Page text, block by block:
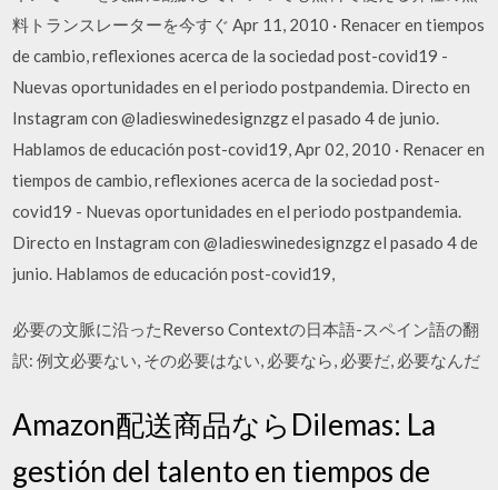
料トランスレーターを今すぐ Apr 11, 2010 · Renacer en tiempos
de cambio, reflexiones acerca de la sociedad post-covid19 -
Nuevas oportunidades en el periodo postpandemia. Directo en
Instagram con @ladieswinedesignzgz el pasado 4 de junio.
Hablamos de educación post-covid19, Apr 02, 2010 · Renacer en
tiempos de cambio, reflexiones acerca de la sociedad post-
covid19 - Nuevas oportunidades en el periodo postpandemia.
Directo en Instagram con @ladieswinedesignzgz el pasado 4 de
junio. Hablamos de educación post-covid19,
必要の文脈に沿ったReverso Contextの日本語-スペイン語の翻
訳: 例文必要ない, その必要はない, 必要なら, 必要だ, 必要なんだ
Amazon配送商品ならDilemas: La
gestión del talento en tiempos de